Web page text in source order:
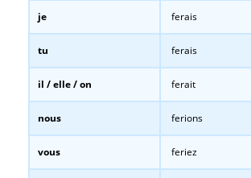
je ferais
tu ferais
il / elle / on ferait
nous ferions
vous feriez